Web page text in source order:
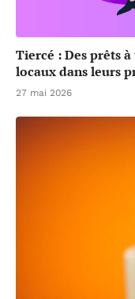
Tiercé : Des prêts
locaux dans leurs
27 mai 2026